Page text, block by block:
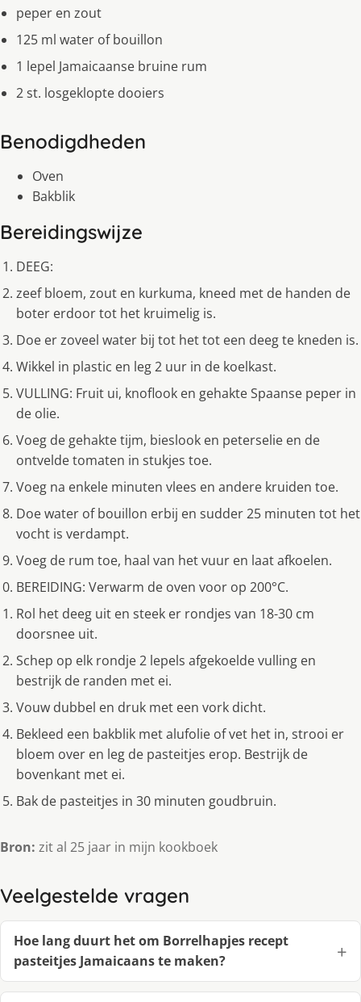
peper en zout
125 ml water of bouillon
1 lepel Jamaicaanse bruine rum
2 st. losgeklopte dooiers
Benodigdheden
Oven
Bakblik
Bereidingswijze
DEEG:
zeef bloem, zout en kurkuma, kneed met de handen de
boter erdoor tot het kruimelig is.
Doe er zoveel water bij tot het tot een deeg te kneden is.
Wikkel in plastic en leg 2 uur in de koelkast.
VULLING: Fruit ui, knoflook en gehakte Spaanse peper in
de olie.
Voeg de gehakte tijm, bieslook en peterselie en de
ontvelde tomaten in stukjes toe.
Voeg na enkele minuten vlees en andere kruiden toe.
Doe water of bouillon erbij en sudder 25 minuten tot het
vocht is verdampt.
Voeg de rum toe, haal van het vuur en laat afkoelen.
BEREIDING: Verwarm de oven voor op 200°C.
Rol het deeg uit en steek er rondjes van 18-30 cm
doorsnee uit.
Schep op elk rondje 2 lepels afgekoelde vulling en
bestrijk de randen met ei.
Vouw dubbel en druk met een vork dicht.
Bekleed een bakblik met alufolie of vet het in, strooi er
bloem over en leg de pasteitjes erop. Bestrijk de
bovenkant met ei.
Bak de pasteitjes in 30 minuten goudbruin.
Bron: zit al 25 jaar in mijn kookboek
Veelgestelde vragen
Hoe lang duurt het om Borrelhapjes recept
pasteitjes Jamaicaans te maken?